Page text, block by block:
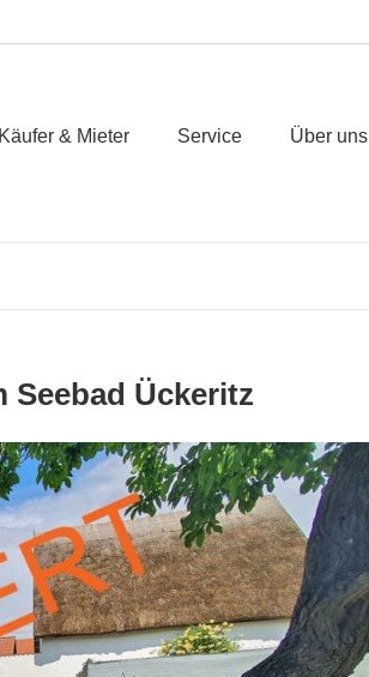
Käufer & Mieter Service Über uns
Ückeritz